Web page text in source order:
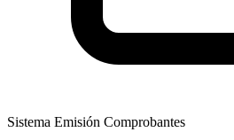
Sistema Emisión Comprobantes